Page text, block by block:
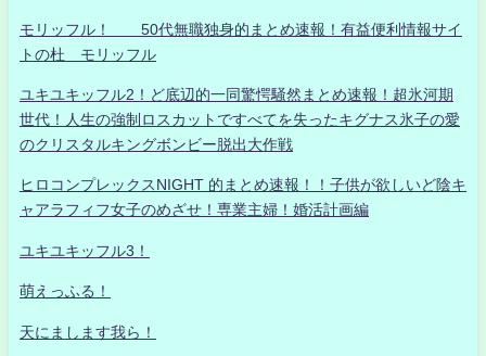
モリッフル！ 50代無職独身的まとめ速報！有益便利情報サイ
トの杜 モリッフル
ユキユキッフル2！ど底辺的一同驚愕騒然まとめ速報！超氷河期
世代！人生の強制ロスカットですべてを失ったキグナス氷子の愛
のクリスタルキングボンビー脱出大作戦
ヒロコンプレックスNIGHT 的まとめ速報！！子供が欲しいど陰キ
ャアラフィフ女子のめざせ！専業主婦！婚活計画編
ユキユキッフル3！
萌えっふる！
天にまします我ら！